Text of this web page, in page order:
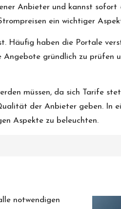
Anbieter und kannst sofort
ein wichtiger
Häufig haben die Portale
Angebote gründlich zu prüfen
müssen, da sich Tarife
der Anbieter geben. In
Aspekte zu beleuchten.
notwendigen